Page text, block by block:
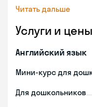
Читать дальше
Услуги и цены
Английский язык
Мини-курс для
Для дошкольников